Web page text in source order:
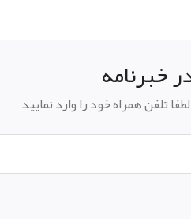
خبرنامه
تلفن همراه خود را وارد نمایید